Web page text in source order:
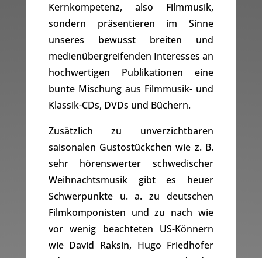
Kernkompetenz, also Filmmusik,
sondern präsentieren im Sinne
unseres bewusst breiten und
medienübergreifenden Interesses an
hochwertigen Publikationen eine
bunte Mischung aus Filmmusik- und
Klassik-CDs, DVDs und Büchern.
Zusätzlich zu unverzichtbaren
saisonalen Gustostückchen wie z. B.
sehr hörenswerter schwedischer
Weihnachtsmusik gibt es heuer
Schwerpunkte u. a. zu deutschen
Filmkomponisten und zu nach wie
vor wenig beachteten US-Könnern
wie David Raksin, Hugo Friedhofer